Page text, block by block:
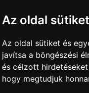
Az oldal
Az oldal sütiket és
javítsa a böngészési
és célzott
hogy megtudjuk